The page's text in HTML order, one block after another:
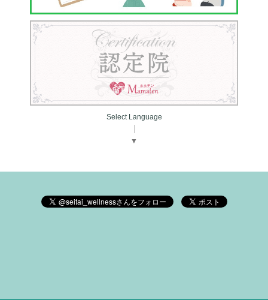
Select Language
▼